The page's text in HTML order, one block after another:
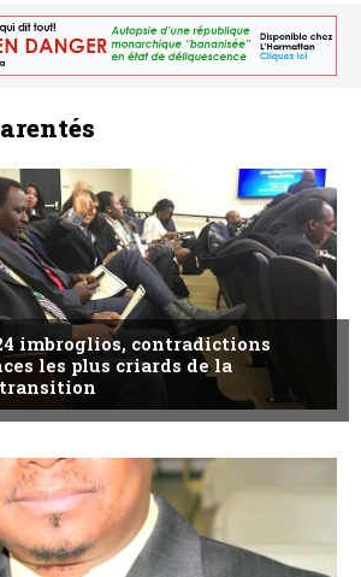
imbroglios, contradictions
les plus criards de la